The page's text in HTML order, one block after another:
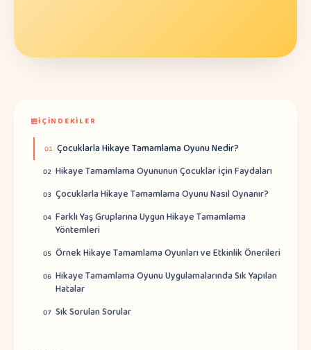
İÇINDEKILER
01 Çocuklarla Hikaye Tamamlama Oyunu Nedir?
02 Hikaye Tamamlama Oyununun Çocuklar İçin Faydaları
03 Çocuklarla Hikaye Tamamlama Oyunu Nasıl Oynanır?
04 Farklı Yaş Gruplarına Uygun Hikaye Tamamlama
Yöntemleri
05 Örnek Hikaye Tamamlama Oyunları ve Etkinlik Önerileri
06 Hikaye Tamamlama Oyunu Uygulamalarında Sık Yapılan
Hatalar
07 Sık Sorulan Sorular